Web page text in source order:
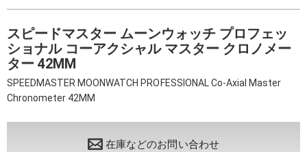
スピードマスター ムーンウォッチ プロフェッ
ショナル コーアクシャル マスター クロノメー
ター 42MM
SPEEDMASTER MOONWATCH PROFESSIONAL Co-Axial Master
Chronometer 42MM
在庫などのお問い合わせ